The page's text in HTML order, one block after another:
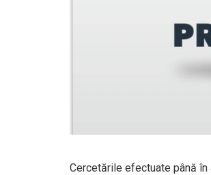
Cercetările efectuate până